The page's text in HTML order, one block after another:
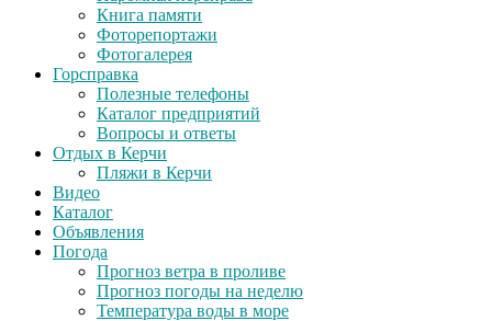
Книга памяти
Фоторепортажи
Фотогалерея
Горсправка
Полезные телефоны
Каталог предприятий
Вопросы и ответы
Отдых в Керчи
Пляжи в Керчи
Видео
Каталог
Объявления
Погода
Прогноз ветра в проливе
Прогноз погоды на неделю
Температура воды в море